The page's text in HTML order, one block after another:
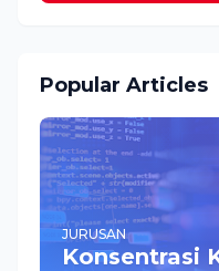
Popular Articles
JURUSAN
Konsentrasi